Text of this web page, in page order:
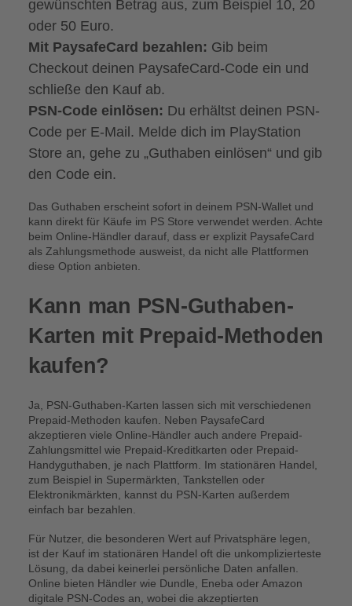
gewünschten Betrag aus, zum Beispiel 10, 20
oder 50 Euro.
Mit PaysafeCard bezahlen: Gib beim
Checkout deinen PaysafeCard-Code ein und
schließe den Kauf ab.
PSN-Code einlösen: Du erhältst deinen PSN-
Code per E-Mail. Melde dich im PlayStation
Store an, gehe zu „Guthaben einlösen“ und gib
den Code ein.
Das Guthaben erscheint sofort in deinem PSN-Wallet und
kann direkt für Käufe im PS Store verwendet werden. Achte
beim Online-Händler darauf, dass er explizit PaysafeCard
als Zahlungsmethode ausweist, da nicht alle Plattformen
diese Option anbieten.
Kann man PSN-Guthaben-
Karten mit Prepaid-Methoden
kaufen?
Ja, PSN-Guthaben-Karten lassen sich mit verschiedenen
Prepaid-Methoden kaufen. Neben PaysafeCard
akzeptieren viele Online-Händler auch andere Prepaid-
Zahlungsmittel wie Prepaid-Kreditkarten oder Prepaid-
Handyguthaben, je nach Plattform. Im stationären Handel,
zum Beispiel in Supermärkten, Tankstellen oder
Elektronikmärkten, kannst du PSN-Karten außerdem
einfach bar bezahlen.
Für Nutzer, die besonderen Wert auf Privatsphäre legen,
ist der Kauf im stationären Handel oft die unkomplizierteste
Lösung, da dabei keinerlei persönliche Daten anfallen.
Online bieten Händler wie Dundle, Eneba oder Amazon
digitale PSN-Codes an, wobei die akzeptierten